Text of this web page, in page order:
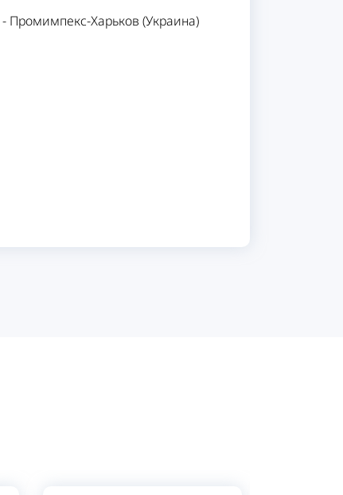
- Промимпекс-Харьков (Украина)